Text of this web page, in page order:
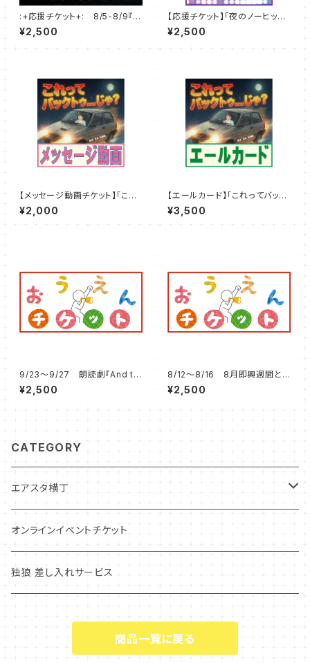
:+応援チケット+: 8/5-8/9『い
つの間にか、キミは』
¥2,500
【応援チケット】「夜のノーヒット
スタジオ」8/5～10
¥2,500
【メッセージ動画チケット】「これ
ってバックトゥ...じゃ？」8/25～3
0
¥2,000
【エールカード】「これってバック
トゥ...じゃ？」8/25～30
¥3,500
9/23～9/27 朗読劇『And th
en』 応援チケット
¥2,500
8/12～8/16 8月即興週間と
人狼ルーム 応援チケット
¥2,500
CATEGORY
エアスタ横丁
スナックまろん
すなっくまいこ
みよまるの しゃべくり☆NIGHT！！
オンラインイベントチケット
独狼 差し入れサービス
商品一覧に戻る